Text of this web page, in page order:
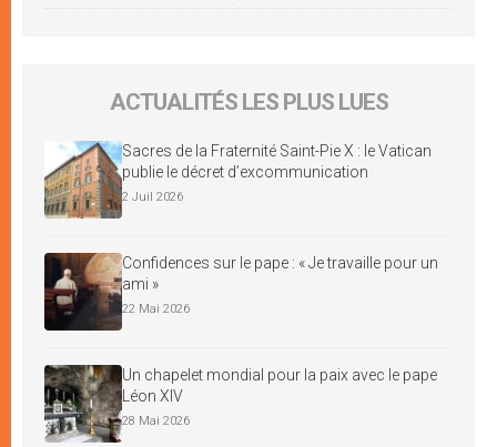
ACTUALITÉS LES PLUS LUES
Sacres de la Fraternité Saint-Pie X : le Vatican
publie le décret d’excommunication
2 Juil 2026
Confidences sur le pape : « Je travaille pour un
ami »
22 Mai 2026
Un chapelet mondial pour la paix avec le pape
Léon XIV
28 Mai 2026